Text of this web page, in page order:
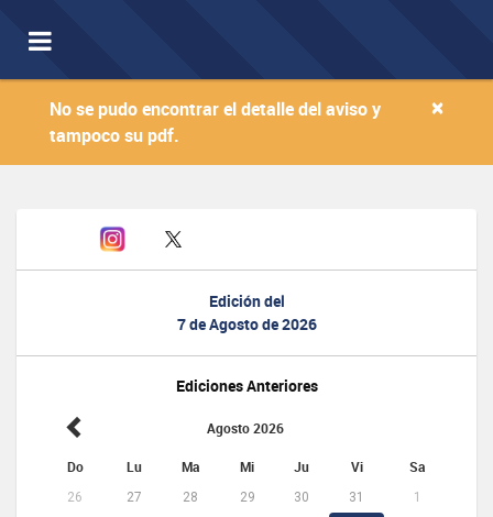
Toggle
navigation
×
No se pudo encontrar el detalle del aviso y
tampoco su pdf.
Edición del
7 de Agosto de 2026
Ediciones Anteriores
Agosto 2026
Do Lu Ma Mi Ju Vi Sa
26 27 28 29 30 31
1